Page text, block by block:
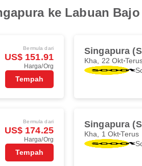
ke Labuan Bajo
Bermula dari
US$ 151.91
Harga/Org
Tempah
Singapura
Kha, 22 Okt
Bermula dari
US$ 174.25
Harga/Org
Tempah
Singapura
Kha, 1 OktTerus